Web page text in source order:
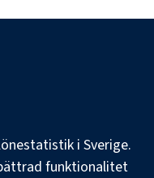
i Sverige.
funktionalitet